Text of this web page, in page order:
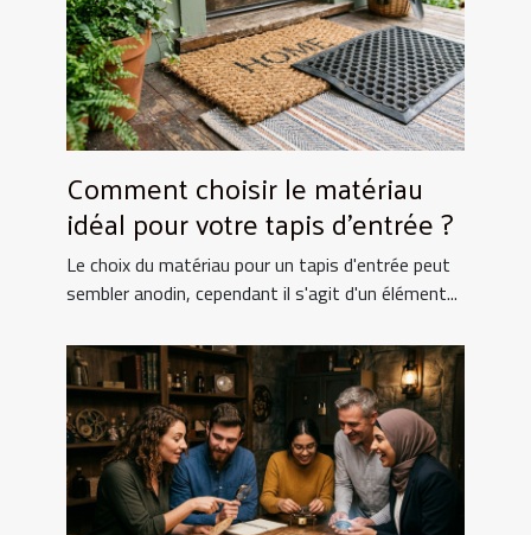
Comment choisir le matériau
idéal pour votre tapis d'entrée ?
Le choix du matériau pour un tapis d'entrée peut
sembler anodin, cependant il s'agit d'un élément...